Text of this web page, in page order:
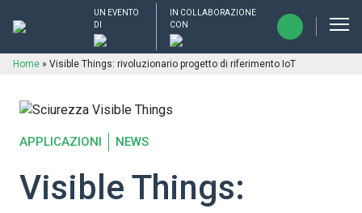
UN EVENTO
DI
IN COLLABORAZIONE
CON
Home » Visible Things: rivoluzionario progetto di riferimento IoT
APPLICAZIONI NEWS
Visible Things: